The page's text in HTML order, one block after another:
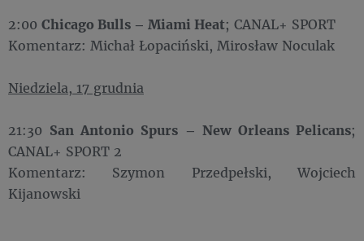
2:00 Chicago Bulls – Miami Heat; CANAL+ SPORT
Komentarz: Michał Łopaciński, Mirosław Noculak
Niedziela, 17 grudnia
21:30 San Antonio Spurs – New Orleans Pelicans;
CANAL+ SPORT 2
Komentarz: Szymon Przedpełski, Wojciech
Kijanowski